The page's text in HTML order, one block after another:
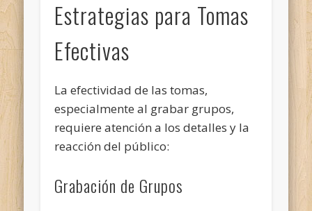
Estrategias para Tomas
Efectivas
La efectividad de las tomas,
especialmente al grabar grupos,
requiere atención a los detalles y la
reacción del público:
Grabación de Grupos